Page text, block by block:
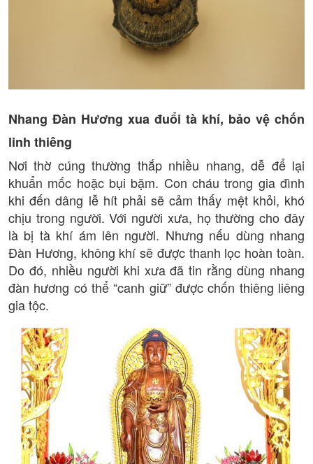
Nhang Đàn Hương xua đuổi tà khí, bảo vệ chốn
linh thiêng
Nơi thờ cúng thường thắp nhiều nhang, dễ để lại
khuẩn mốc hoặc bụi bặm. Con cháu trong gia đình
khi đến dâng lễ hít phải sẽ cảm thấy mệt khỏi, khó
chịu trong người. Với người xưa, họ thường cho đây
là bị tà khí ám lên người. Nhưng nếu dùng nhang
Đàn Hương, không khí sẽ được thanh lọc hoàn toàn.
Do đó, nhiều người khi xưa đã tin rằng dùng nhang
đàn hương có thể “canh giữ” được chốn thiêng liêng
gia tộc.